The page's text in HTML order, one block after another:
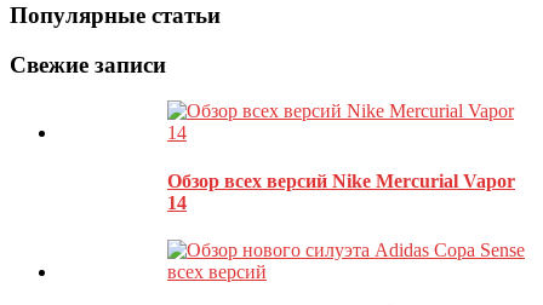
Ваш адрес email не будет опубликован.
Популярные статьи
Свежие записи
Обзор всех версий Nike Mercurial Vapor
14